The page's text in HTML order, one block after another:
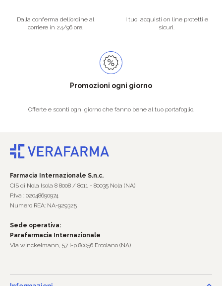
Dalla conferma dell’ordine al
corriere in 24/96 ore.
I tuoi acquisti on line protetti e
sicuri.
Promozioni ogni giorno
Offerte e sconti ogni giorno che fanno bene al tuo portafoglio.
Farmacia Internazionale S.n.c.
CIS di Nola Isola 8 8008 / 8011 - 80035 Nola (NA)
P.Iva : 02048690974
Numero REA: NA-929325
Sede operativa:
Parafarmacia Internazionale
Via winckelmann, 57 l-p 80056 Ercolano (NA)